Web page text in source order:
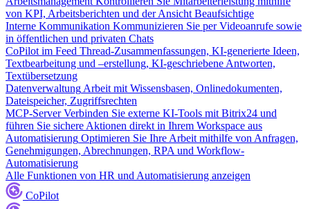
von KPI, Arbeitsberichten und der Ansicht Beaufsichtige
Interne Kommunikation Kommunizieren Sie per Videoanrufe sowie
in öffentlichen und privaten Chats
CoPilot im Feed Thread-Zusammenfassungen, KI-generierte Ideen,
Textbearbeitung und –erstellung, KI-geschriebene Antworten,
Textübersetzung
Datenverwaltung Arbeit mit Wissensbasen, Onlinedokumenten,
Dateispeicher, Zugriffsrechten
MCP-Server Verbinden Sie externe KI-Tools mit Bitrix24 und
führen Sie sichere Aktionen direkt in Ihrem Workspace aus
Automatisierung Optimieren Sie Ihre Arbeit mithilfe von Anfragen,
Genehmigungen, Abrechnungen, RPA und Workflow-
Automatisierung
Alle Funktionen von HR und Automatisierung anzeigen
CoPilot